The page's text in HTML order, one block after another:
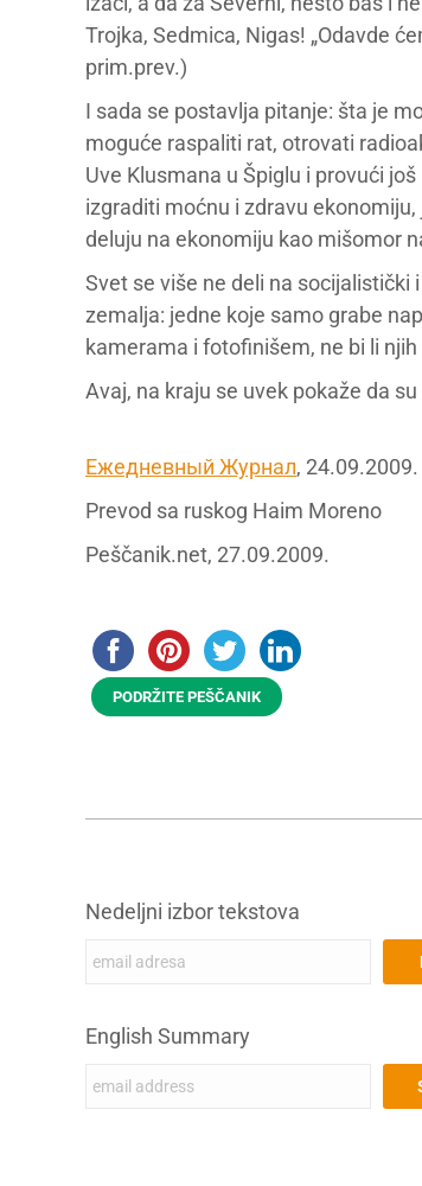
Trojka, Sedmica, Nigas! „Odavde
prim.prev.)
I sada se postavlja pitanje: šta je
moguće raspaliti rat, otrovati
Uve Klusmana u Špiglu i provući
izgraditi moćnu i zdravu
deluju na ekonomiju kao mišomor
Svet se više ne deli na socijalistički
zemalja: jedne koje samo grabe
kamerama i fotofinišem, ne bi li
Avaj, na kraju se uvek pokaže da
Ежедневный Журнал, 24.09.2009.
Prevod sa ruskog Haim Moreno
Peščanik.net, 27.09.2009.
PODRŽITE PEŠČANIK
Nedeljni izbor tekstova
English Summary